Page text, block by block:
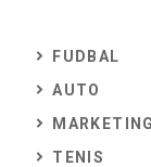
FUDBAL
AUTO
MARKETING
TENIS